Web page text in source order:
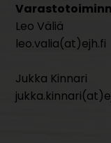
Leo Väliä
leo.valia(at)ejh.fi
Jukka Kinnari